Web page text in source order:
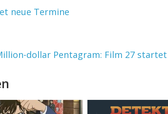
neue Termine
dollar Pentagram: Film 27 startet